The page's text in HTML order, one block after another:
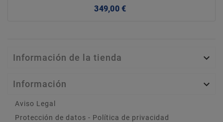
349,00 €
Información de la tienda 
Información 
Aviso Legal
Protección de datos - Política de privacidad